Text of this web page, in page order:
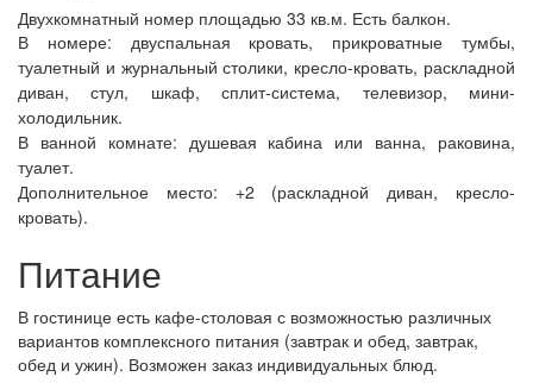
Двухкомнатный номер площадью 33 кв.м. Есть балкон.
В номере: двуспальная кровать, прикроватные тумбы,
туалетный и журнальный столики, кресло-кровать, раскладной
диван, стул, шкаф, сплит-система, телевизор, мини-
холодильник.
В ванной комнате: душевая кабина или ванна, раковина,
туалет.
Дополнительное место: +2 (раскладной диван, кресло-
кровать).
Питание
В гостинице есть кафе-столовая с возможностью различных
вариантов комплексного питания (завтрак и обед, завтрак,
обед и ужин). Возможен заказ индивидуальных блюд.